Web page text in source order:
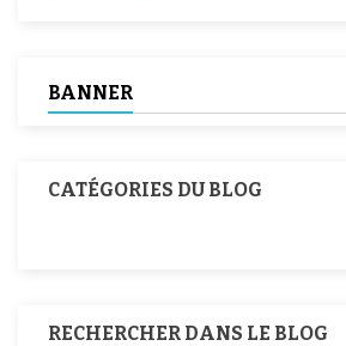
BANNER
CATÉGORIES DU BLOG
RECHERCHER DANS LE BLOG